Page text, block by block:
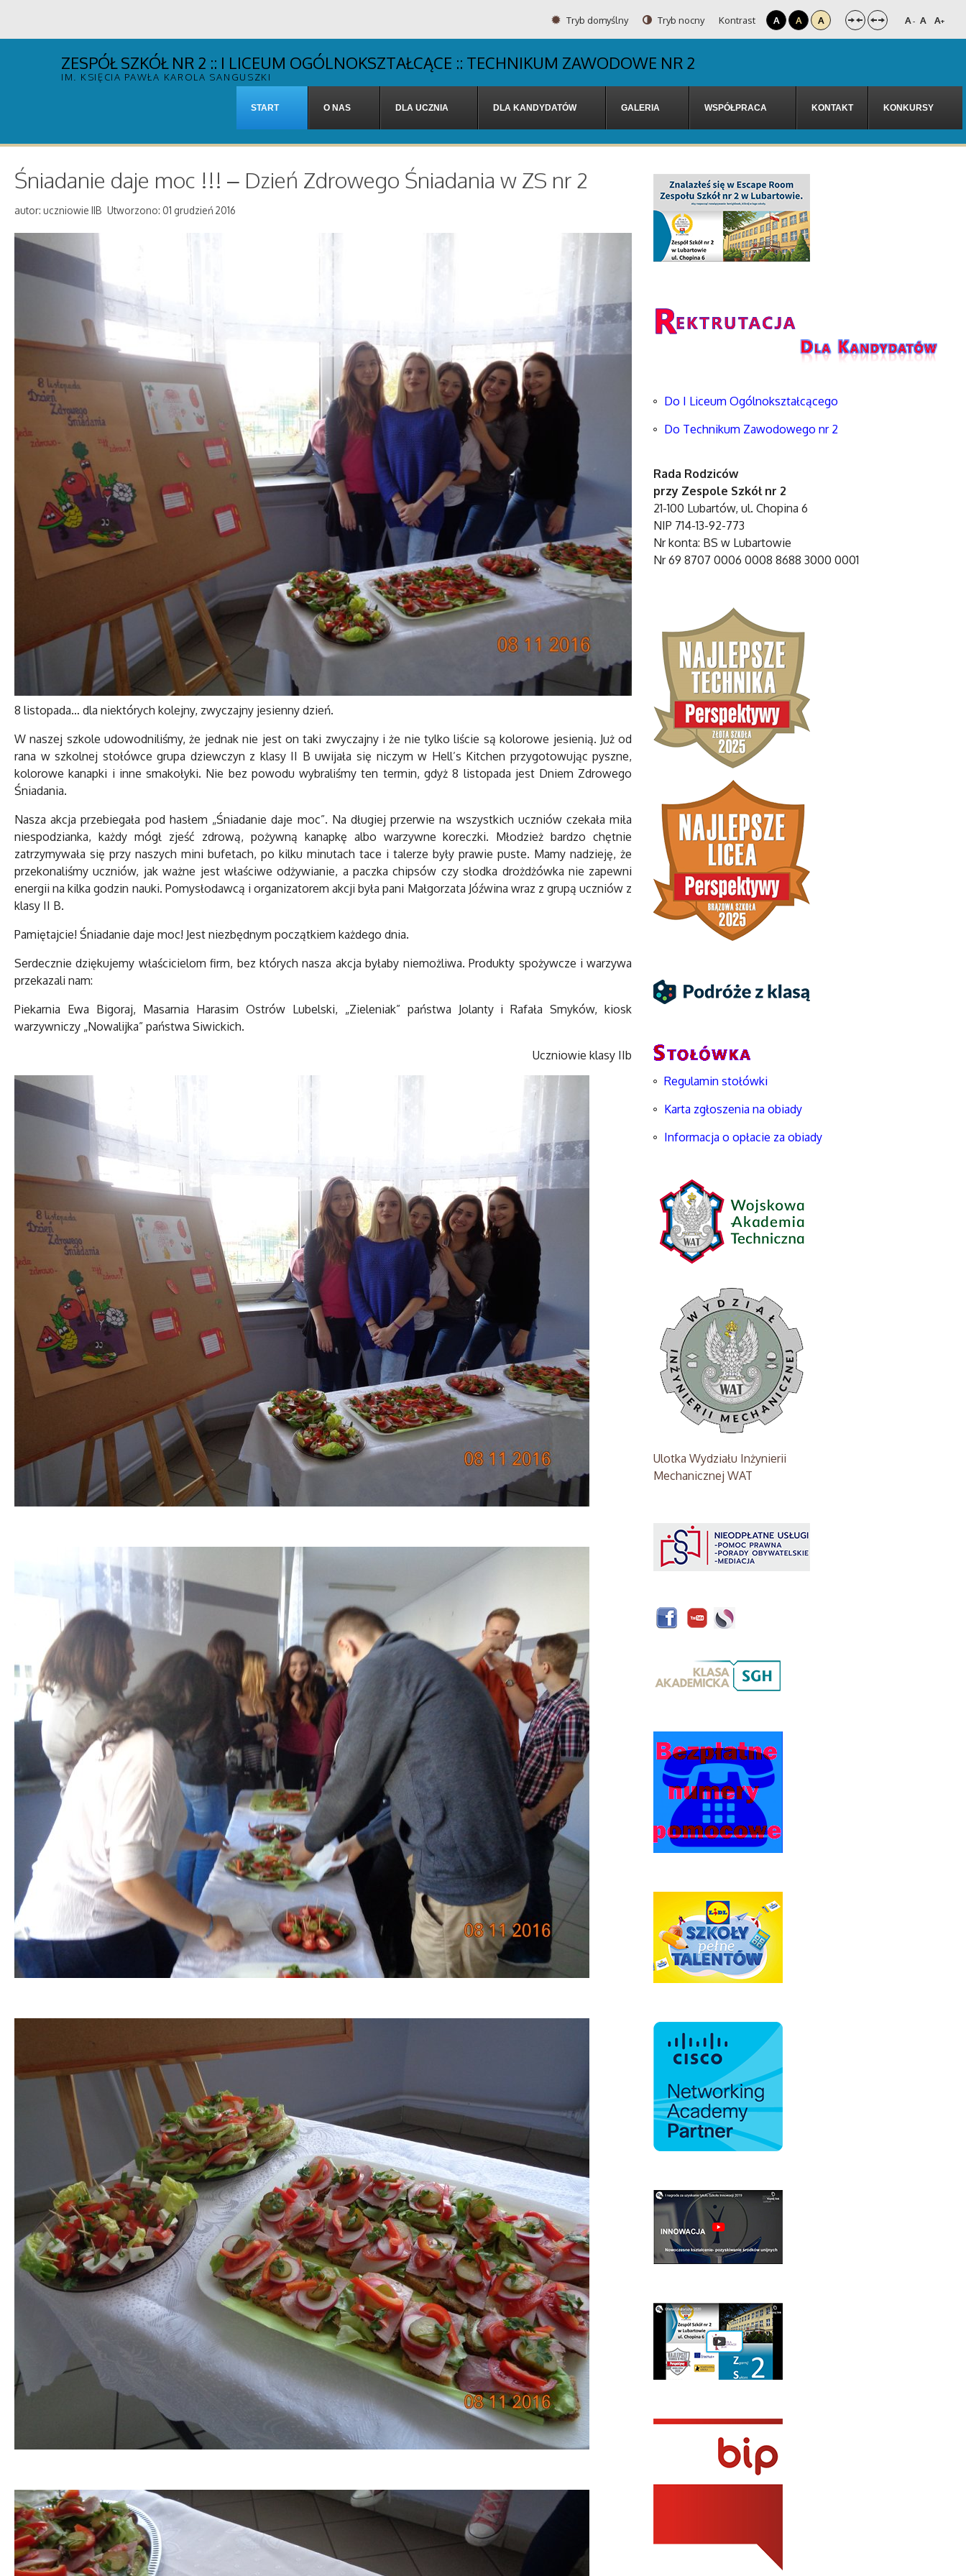
Tryb domyślny Tryb nocny Kontrast A A A A- A A+
ZESPÓŁ SZKÓŁ NR 2 :: I LICEUM OGÓLNOKSZTAŁCĄCE :: TECHNIKUM ZAWODOWE NR 2
IM. KSIĘCIA PAWŁA KAROLA SANGUSZKI
START O NAS DLA UCZNIA DLA KANDYDATÓW GALERIA WSPÓŁPRACA KONTAKT KONKURSY
Śniadanie daje moc !!! – Dzień Zdrowego Śniadania w ZS nr 2
autor: uczniowie IIB Utworzono: 01 grudzień 2016
8 listopada… dla niektórych kolejny, zwyczajny jesienny dzień.
W naszej szkole udowodniliśmy, że jednak nie jest on taki zwyczajny i że nie tylko liście są kolorowe jesienią. Już od
rana w szkolnej stołówce grupa dziewczyn z klasy II B uwijała się niczym w Hell’s Kitchen przygotowując pyszne,
kolorowe kanapki i inne smakołyki. Nie bez powodu wybraliśmy ten termin, gdyż 8 listopada jest Dniem Zdrowego
Śniadania.
Nasza akcja przebiegała pod hasłem „Śniadanie daje moc”. Na długiej przerwie na wszystkich uczniów czekała miła
niespodzianka, każdy mógł zjeść zdrową, pożywną kanapkę albo warzywne koreczki. Młodzież bardzo chętnie
zatrzymywała się przy naszych mini bufetach, po kilku minutach tace i talerze były prawie puste. Mamy nadzieję, że
przekonaliśmy uczniów, jak ważne jest właściwe odżywianie, a paczka chipsów czy słodka drożdżówka nie zapewni
energii na kilka godzin nauki. Pomysłodawcą i organizatorem akcji była pani Małgorzata Jóźwina wraz z grupą uczniów z
klasy II B.
Pamiętajcie! Śniadanie daje moc! Jest niezbędnym początkiem każdego dnia.
Serdecznie dziękujemy właścicielom firm, bez których nasza akcja byłaby niemożliwa. Produkty spożywcze i warzywa
przekazali nam:
Piekarnia Ewa Bigoraj, Masarnia Harasim Ostrów Lubelski, „Zieleniak” państwa Jolanty i Rafała Smyków, kiosk
warzywniczy „Nowalijka” państwa Siwickich.
Uczniowie klasy IIb
Do I Liceum Ogólnokształcącego
Do Technikum Zawodowego nr 2
Rada Rodziców
przy Zespole Szkół nr 2
21-100 Lubartów, ul. Chopina 6
NIP 714-13-92-773
Nr konta: BS w Lubartowie
Nr 69 8707 0006 0008 8688 3000 0001
Regulamin stołówki
Karta zgłoszenia na obiady
Informacja o opłacie za obiady
Ulotka Wydziału Inżynierii
Mechanicznej WAT